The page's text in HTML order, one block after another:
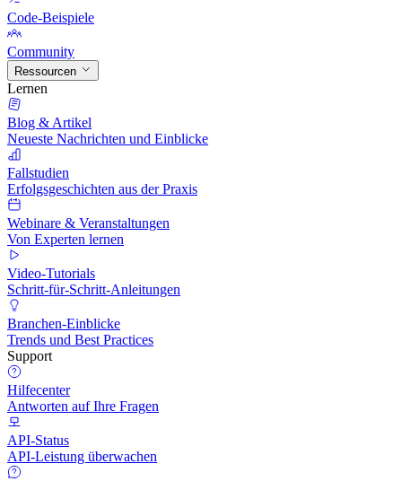
Code-Beispiele
Community
Ressourcen
Lernen
Blog & Artikel
Neueste Nachrichten und Einblicke
Fallstudien
Erfolgsgeschichten aus der Praxis
Webinare & Veranstaltungen
Von Experten lernen
Video-Tutorials
Schritt-für-Schritt-Anleitungen
Branchen-Einblicke
Trends und Best Practices
Support
Hilfecenter
Antworten auf Ihre Fragen
API-Status
API-Leistung überwachen